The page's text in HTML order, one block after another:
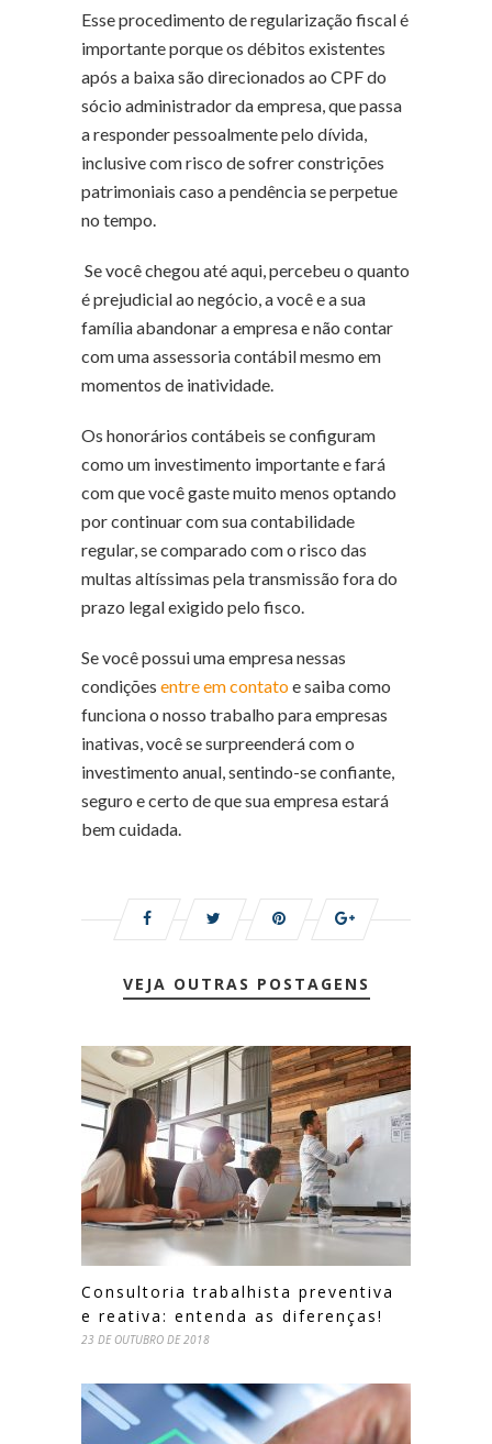
Esse procedimento de regularização fiscal é
importante porque os débitos existentes
após a baixa são direcionados ao CPF do
sócio administrador da empresa, que passa
a responder pessoalmente pelo dívida,
inclusive com risco de sofrer constrições
patrimoniais caso a pendência se perpetue
no tempo.
Se você chegou até aqui, percebeu o quanto
é prejudicial ao negócio, a você e a sua
família abandonar a empresa e não contar
com uma assessoria contábil mesmo em
momentos de inatividade.
Os honorários contábeis se configuram
como um investimento importante e fará
com que você gaste muito menos optando
por continuar com sua contabilidade
regular, se comparado com o risco das
multas altíssimas pela transmissão fora do
prazo legal exigido pelo fisco.
Se você possui uma empresa nessas
condições entre em contatoe saiba como
funciona o nosso trabalho para empresas
inativas, você se surpreenderá com o
investimento anual, sentindo-se confiante,
seguro e certo de que sua empresa estará
bem cuidada.
VEJA OUTRAS POSTAGENS
Consultoria trabalhista preventiva
e reativa: entenda as diferenças!
23 DE OUTUBRO DE 2018